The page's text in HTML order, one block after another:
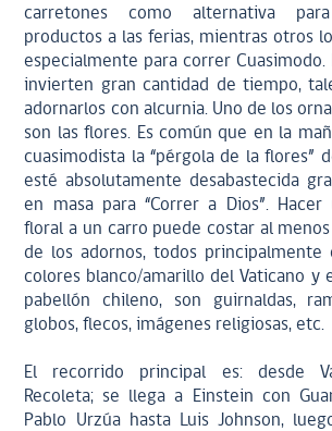
carretones como alternativa
productos a las ferias, mientras otros
especialmente para correr Cuasimodo.
invierten gran cantidad de tiempo,
adornarlos con alcurnia. Uno de los
son las flores. Es común que en la
cuasimodista la “pérgola de la flores”
esté absolutamente desabastecida
en masa para “Correr a Dios”.
floral a un carro puede costar al
de los adornos, todos principalmente
colores blanco/amarillo del Vaticano y
pabellón chileno, son guirnaldas,
globos, flecos, imágenes religiosas, etc.
El recorrido principal es: desde
Recoleta; se llega a Einstein con
Pablo Urzúa hasta Luis Johnson,